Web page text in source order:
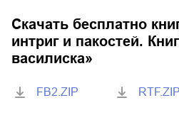
Скачать бесплатно
интриг и пакостей.
василиска»
FB2.ZIP RTF.ZIP